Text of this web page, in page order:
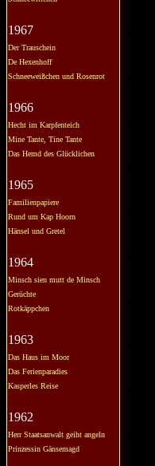
1967
Der Trauschein
De Hexenhoff
Schneeweißchen und Rosenrot
1966
Hecht im Karpfenteich
Mine Tante, Tine Tante
Das Hemd des Glücklichen
1965
Familienpapiere
Rund um Kap Hoorn
Hänsel und Gretel
1964
Minsch sien mutt de Minsch
Gerüchte
Rotkäppchen
1963
Das Haus im Moor
Das Ferienparadies
Kasperles Reise
1962
Herr Staatsanwalt geiht angeln
Prinzessin Gänsemagd